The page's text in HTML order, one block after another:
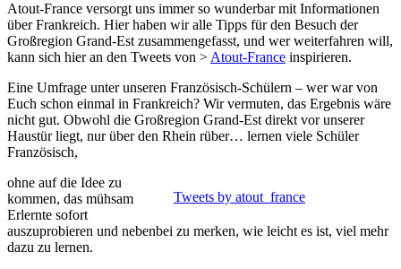
Atout-France versorgt uns immer so wunderbar mit Informationen
über Frankreich. Hier haben wir alle Tipps für den Besuch der
Großregion Grand-Est zusammengefasst, und wer weiterfahren will,
kann sich hier an den Tweets von >Atout-France inspirieren.
Eine Umfrage unter unseren Französisch-Schülern – wer war von
Euch schon einmal in Frankreich? Wir vermuten, das Ergebnis wäre
nicht gut. Obwohl die Großregion Grand-Est direkt vor unserer
Haustür liegt, nur über den Rhein rüber… lernen viele Schüler
Französisch,
Tweets by atout_france
ohne auf die Idee zu
kommen, das mühsam
Erlernte sofort
auszuprobieren und nebenbei zu merken, wie leicht es ist, viel mehr
dazu zu lernen.